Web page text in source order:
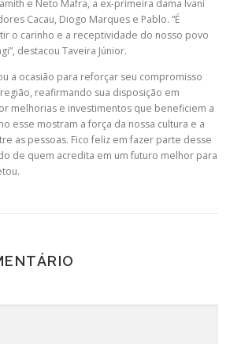
e Neto Mafra, a ex-primeira dama Ivani
Cacau, Diogo Marques e Pablo. “É
o carinho e a receptividade do nosso povo
destacou Taveira Júnior.
a ocasião para reforçar seu compromisso
reafirmando sua disposição em
melhorias e investimentos que beneficiem a
esse mostram a força da nossa cultura e a
as pessoas. Fico feliz em fazer parte desse
de quem acredita em um futuro melhor para